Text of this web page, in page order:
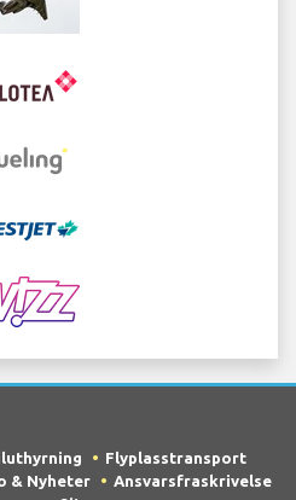
Flyplasstransport
& Nyheter
Ansvarsfraskrivelse